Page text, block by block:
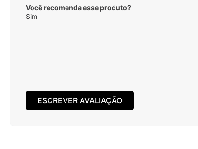
Você recomenda esse produto?
Sim
ESCREVER AVALIAÇÃO